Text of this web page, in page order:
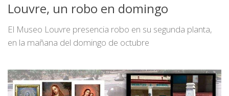
Louvre, un robo en domingo
El Museo Louvre presencia robo en su segunda planta,
en la mañana del domingo de octubre